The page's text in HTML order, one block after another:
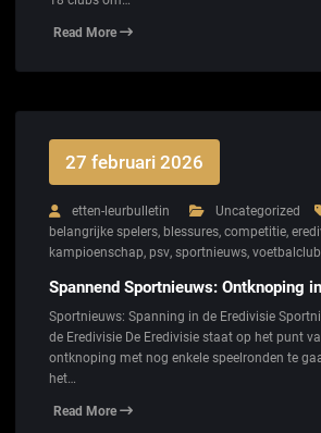
Read More
27 februari 2026
etten-leurbulletin Uncategorized
belangrijke spelers, blessures, competitie,
kampioenschap, psv, sportnieuws, voetbalclub
Spannend Sportnieuws: Ontknoping
Sportnieuws: Spanning in de Eredivisie
de Eredivisie De Eredivisie staat op het punt
ontknoping met nog enkele speelronden te
het…
Read More